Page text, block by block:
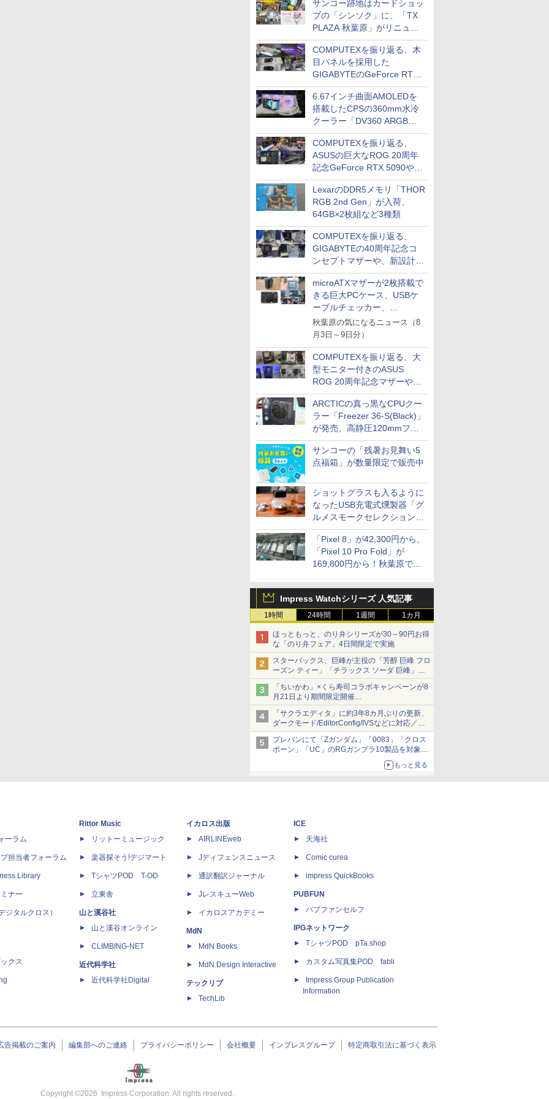
サンコー跡地はカードショッ
プの「シンソク」に、「TX
PLAZA 秋葉原」がリニュー
アルに伴い一時休業、ジャン
クのDDR2メモリが100円で
販売など～ 最近の秋葉原 ～
COMPUTEXを振り返る、木
目パネルを採用した
GIGABYTEのGeForce RTX
5080や、MSIの次世代ビデオ
カード向けの新技術など(ビ
デオカード編その2)
6.67インチ曲面AMOLEDを
搭載したCPSの360mm水冷
クーラー「DV360 ARGB
Display」が発売、カラーは2
色
COMPUTEXを振り返る、
ASUSの巨大なROG 20周年
記念GeForce RTX 5090や、
ゲーミングチーム「T1」コ
ラボモデルなど(ビデオカー
ド編その1)
LexarのDDR5メモリ「THOR
RGB 2nd Gen」が入荷、
64GB×2枚組など3種類
COMPUTEXを振り返る、
GIGABYTEの40周年記念コ
ンセプトマザーや、新設計の
Ryzen向けマザーなど(マザ
ーボード編その2)
microATXマザーが2枚搭載で
きる巨大PCケース、USBケ
ーブルチェッカー、
Noctua×Pulsarコラボのファ
ン内蔵ゲーミングマウス、キ
到 ほか
秋葉原の気になるニュース（8
月3日～9日分）
COMPUTEXを振り返る、大
型モニター付きのASUS
ROG 20周年記念マザーや、
MAXSUNの白いB850搭載
Mini-ITXマザーなど(マザーボ
ード編その1)
ARCTICの真っ黒なCPUクー
ラー「Freezer 36-S(Black)」
が発売、高静圧120mmファ
ンを搭載
サンコーの「残暑お見舞い5
点福箱」が数量限定で販売中
ショットグラスも入るように
なったUSB充電式燻製器「グ
ルメスモークセレクション
2」がサンコーから
「Pixel 8」が42,300円から、
「Pixel 10 Pro Fold」が
169,800円から！秋葉原で中
Impress Watchシリーズ 人気記事
1時間 24時間 1週間 1カ月
ほっともっと、のり弁シリーズが30～90円お得
な「のり弁フェア」4日間限定で実施
スターバックス、巨峰が主役の「芳醇 巨峰 フロ
ーズン ティー」「チラックス ソーダ 巨峰」発
売
「ちいかわ」×くら寿司コラボキャンペーンが8
月21日より期間限定開催
オリジナルの湯呑みや寿司皿が景品に登場！
「サクラエディタ」に約3年8カ月ぶりの更新、
ダークモード/EditorConfig/IVSなどに対応／複
数の脆弱性に対処したセキュリティアップデー
ト
プレバンにて「Zガンダム」「0083」「クロス
ボーン」「UC」のRGガンプラ10製品を対象に
した抽選販売が8月10日11時より実施！
もっと見る
ーラム
担当者フォーラム
Library
ナー
ジタルクロス）
クス
Rittor Music
リットーミュージック
楽器探そう!デジマート
TシャツPOD T-OD
立東舎
山と溪谷社
山と溪谷オンライン
CLIMBING-NET
近代科学社
近代科学社Digital
イカロス出版
AIRLINEweb
Jディフェンスニュース
通訳翻訳ジャーナル
JレスキューWeb
イカロスアカデミー
MdN
MdN Books
MdN Design Interactive
テックリブ
TechLib
ICE
天海社
Comic curea
impress QuickBooks
PUBFUN
パブファンセルフ
IPGネットワーク
TシャツPOD pTa.shop
カスタム写真集POD fabli
Impress Group Publication
Information
告掲載のご案内 編集部へのご連絡 プライバシーポリシー 会社概要 インプレスグループ 特定商取引法に基づく表示
Copyright ©2026 Impress Corporation. All rights reserved.